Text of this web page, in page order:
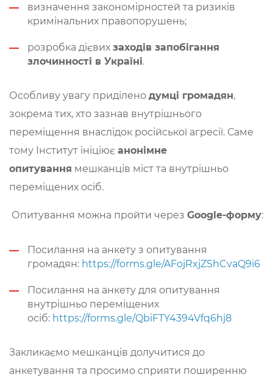
визначення закономірностей та ризиків
кримінальних правопорушень;
розробка дієвих заходів запобігання
злочинності в Україні.
Особливу увагу приділено думці громадян,
зокрема тих, хто зазнав внутрішнього
переміщення внаслідок російської агресії. Саме
тому Інститут ініціює анонімне
опитування мешканців міст та внутрішньо
переміщених осіб.
Опитування можна пройти через Google-форму:
Посилання на анкету з опитування
громадян: https://forms.gle/AFojRxjZShCvaQ9i6
Посилання на анкету для опитування
внутрішньо переміщених
осіб: https://forms.gle/QbiFTY4394Vfq6hj8
Закликаємо мешканців долучитися до
анкетування та просимо сприяти поширенню